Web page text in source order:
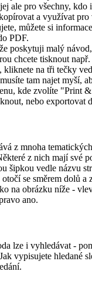
ale pro všechny, kdo
a využívat pro
můžete si
PDF.
poskytuji malý
chcete tisknout
kliknete na tři tečky
tam najet myší,
kde zvolíte "Print
nebo exportovat
z mnoha
z nich mají své
šipkou vedle názvu
se směrem dolů a
na obrázku níže -
ano.
lze i vyhledávat -
vypisujete hledané